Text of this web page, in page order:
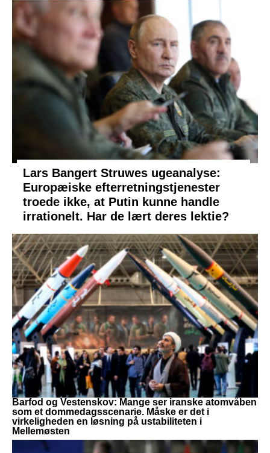
Lars Bangert Struwes ugeanalyse:
Europæiske efterretningstjenester
troede ikke, at Putin kunne handle
irrationelt. Har de lært deres lektie?
Barfod og Vestenskov: Mange ser iranske atomvåben
som et dommedagsscenarie. Måske er det i
virkeligheden en løsning på ustabiliteten i
Mellemøsten